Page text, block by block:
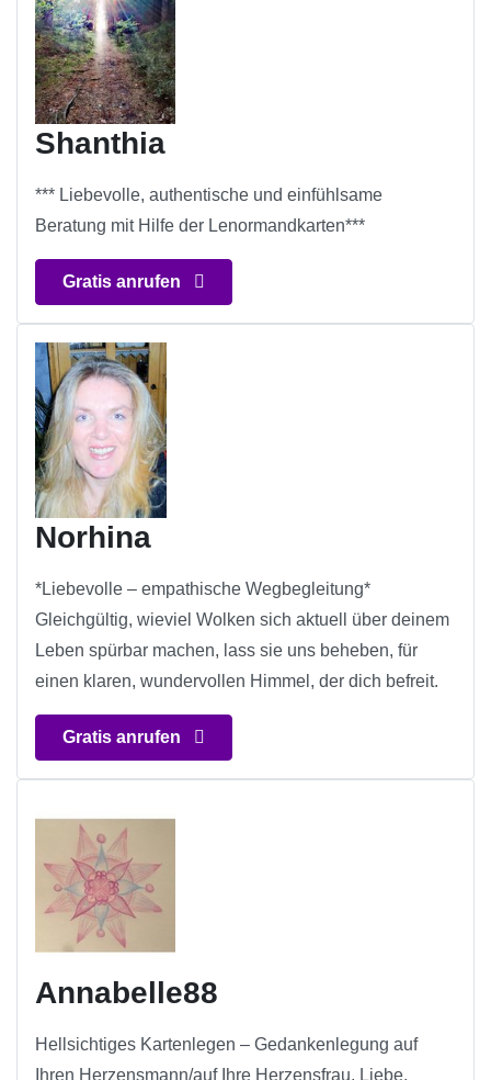
Shanthia
*** Liebevolle, authentische und einfühlsame
Beratung mit Hilfe der Lenormandkarten***
Gratis anrufen
Norhina
*Liebevolle – empathische Wegbegleitung*
Gleichgültig, wieviel Wolken sich aktuell über deinem
Leben spürbar machen, lass sie uns beheben, für
einen klaren, wundervollen Himmel, der dich befreit.
Gratis anrufen
Annabelle88
Hellsichtiges Kartenlegen – Gedankenlegung auf
Ihren Herzensmann/auf Ihre Herzensfrau, Liebe,